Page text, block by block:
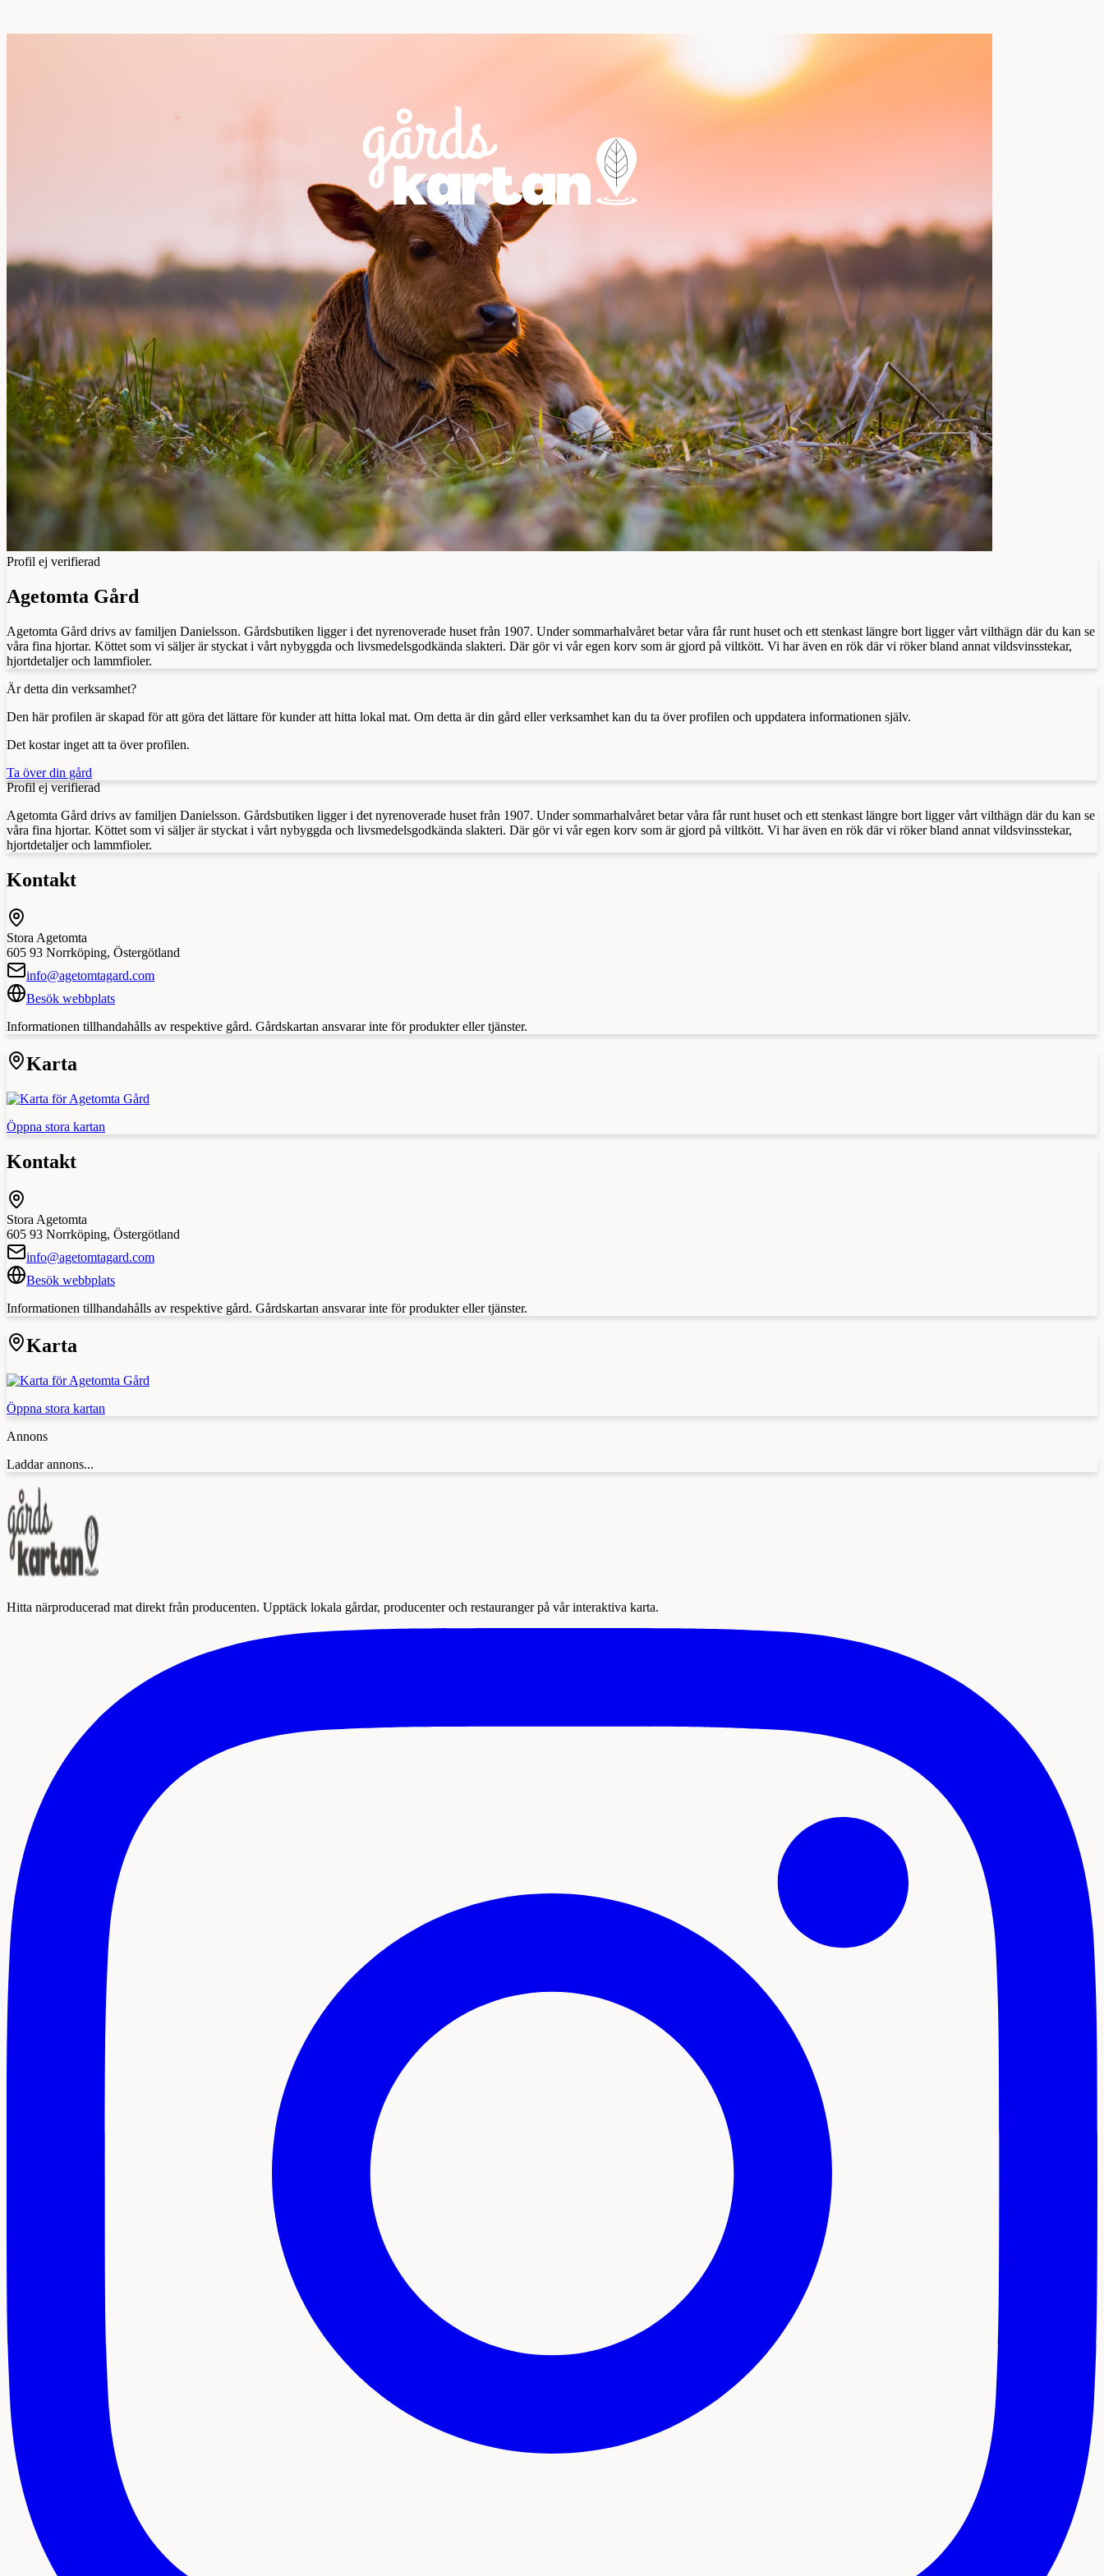
Profil ej verifierad
Agetomta Gård
Agetomta Gård drivs av familjen Danielsson. Gårdsbutiken ligger i det nyrenoverade huset från 1907. Under sommarhalvåret betar våra får runt huset och ett stenkast längre bort ligger vårt vilthägn där du kan se
våra fina hjortar. Köttet som vi säljer är styckat i vårt nybyggda och livsmedelsgodkända slakteri. Där gör vi vår egen korv som är gjord på viltkött. Vi har även en rök där vi röker bland annat vildsvinsstekar,
hjortdetaljer och lammfioler.
Är detta din verksamhet?
Den här profilen är skapad för att göra det lättare för kunder att hitta lokal mat. Om detta är din gård eller verksamhet kan du ta över profilen och uppdatera informationen själv.
Det kostar inget att ta över profilen.
Ta över din gård
Profil ej verifierad
Agetomta Gård drivs av familjen Danielsson. Gårdsbutiken ligger i det nyrenoverade huset från 1907. Under sommarhalvåret betar våra får runt huset och ett stenkast längre bort ligger vårt vilthägn där du kan se
våra fina hjortar. Köttet som vi säljer är styckat i vårt nybyggda och livsmedelsgodkända slakteri. Där gör vi vår egen korv som är gjord på viltkött. Vi har även en rök där vi röker bland annat vildsvinsstekar,
hjortdetaljer och lammfioler.
Kontakt
Stora Agetomta
605 93 Norrköping, Östergötland
info@agetomtagard.com
Besök webbplats
Informationen tillhandahålls av respektive gård. Gårdskartan ansvarar inte för produkter eller tjänster.
Karta
Öppna stora kartan
Kontakt
Stora Agetomta
605 93 Norrköping, Östergötland
info@agetomtagard.com
Besök webbplats
Informationen tillhandahålls av respektive gård. Gårdskartan ansvarar inte för produkter eller tjänster.
Karta
Öppna stora kartan
Annons
Laddar annons...
Hitta närproducerad mat direkt från producenten. Upptäck lokala gårdar, producenter och restauranger på vår interaktiva karta.